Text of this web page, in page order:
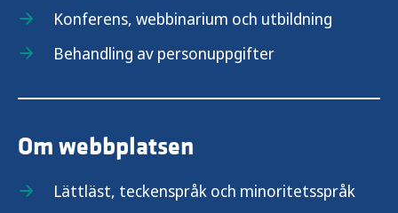
Konferens, webbinarium och utbildning
Behandling av personuppgifter
Om webbplatsen
Lättläst, teckenspråk och minoritetsspråk